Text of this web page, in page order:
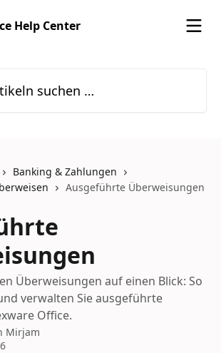
Banking & Zahlungen
Ausgeführte Überweisungen
Überweisungen auf einen Blick: So
verwalten Sie ausgeführte
Office.
Mirjam